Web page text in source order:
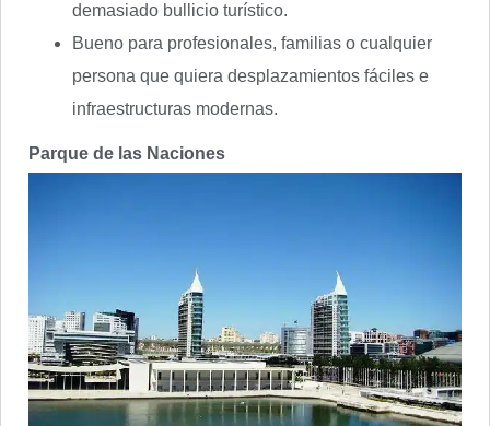
demasiado bullicio turístico.
Bueno para profesionales, familias o cualquier
persona que quiera desplazamientos fáciles e
infraestructuras modernas.
Parque de las Naciones